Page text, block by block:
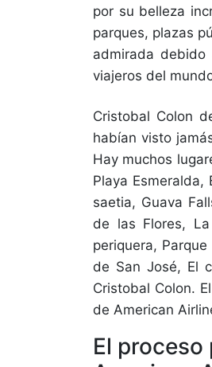
por su belleza
parques, plazas
admirada
viajeros del
Cristobal Colon
habían visto
Hay muchos
Playa
saetia, Guava
de las Flores,
periquera,
de San José, El
Cristobal Colon.
de American
El